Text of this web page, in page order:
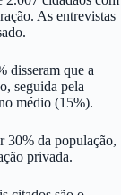
As entrevistas
disseram que a
seguida pela
médio (15%).
30% da população,
privada.